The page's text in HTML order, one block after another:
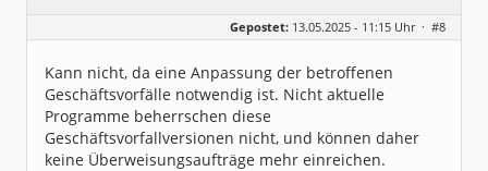
Dabei seit:
09 / 2004
Gepostet: 13.05.2025 - 11:15 Uhr · #8
Kann nicht, da eine Anpassung der betroffenen
Geschäftsvorfälle notwendig ist. Nicht aktuelle
Programme beherrschen diese
Geschäftsvorfallversionen nicht, und können daher
keine Überweisungsaufträge mehr einreichen.